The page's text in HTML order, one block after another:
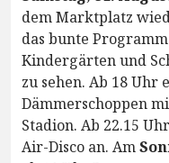
dem Marktplatz
das bunte
Kindergärten und
zu sehen. Ab 18 Uhr
Dämmerschoppen
Stadion. Ab 22.15
Air-Disco an. Am